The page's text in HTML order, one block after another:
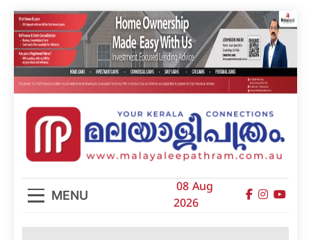
Skip
to
content
മലയാളിപത്രം
MENU
08 Aug
2026